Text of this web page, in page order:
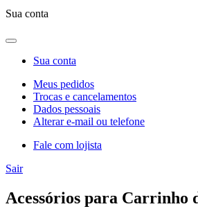
Sua conta
Sua conta
Meus pedidos
Trocas e cancelamentos
Dados pessoais
Alterar e-mail ou telefone
Fale com lojista
Sair
Acessórios para Carrinho